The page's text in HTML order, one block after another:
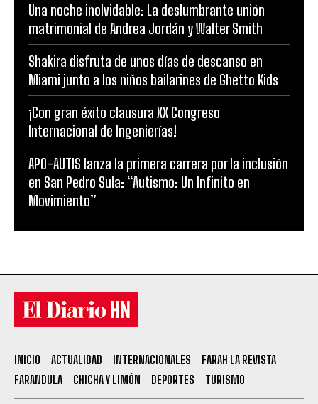
Una noche inolvidable: La deslumbrante unión
matrimonial de Andrea Jordán y Walter Smith
Shakira disfruta de unos días de descanso en
Miami junto a los niños bailarines de Ghetto Kids
¡Con gran éxito clausura XX Congreso
Internacional de Ingenierías!
APO-AUTIS lanza la primera carrera por la inclusión
en San Pedro Sula: “Autismo: Un Infinito en
Movimiento”
INICIO ACTUALIDAD INTERNACIONALES
FARAH LA REVISTA
FARANDULA
CHICHA Y LIMÓN DEPORTES TURISMO